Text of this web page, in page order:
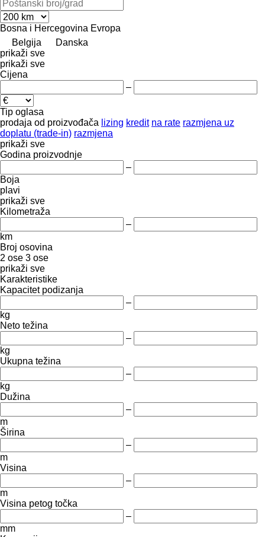
Bosna i Hercegovina Evropa
Belgija
Danska
prikaži sve
prikaži sve
Cijena
–
Tip oglasa
prodaja od proizvođača lizing kredit na rate razmjena uz
doplatu (trade-in) razmjena
prikaži sve
Godina proizvodnje
–
Boja
plavi
prikaži sve
Kilometraža
–
km
Broj osovina
2 ose 3 ose
prikaži sve
Karakteristike
Kapacitet podizanja
–
kg
Neto težina
–
kg
Ukupna težina
–
kg
Dužina
–
m
Širina
–
m
Visina
–
m
Visina petog točka
–
mm